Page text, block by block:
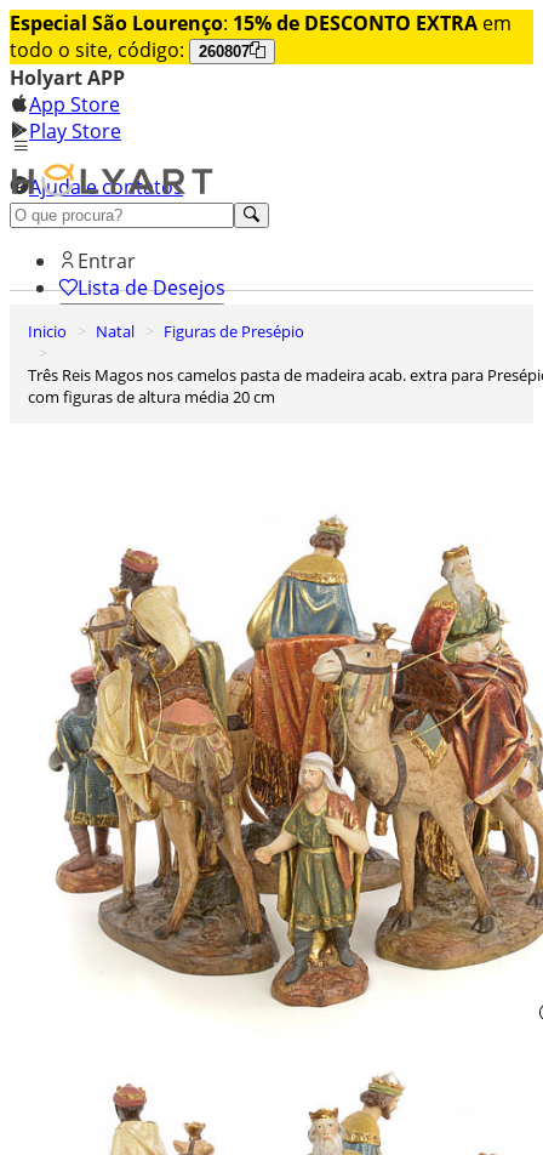
Especial São Lourenço: 15% de DESCONTO EXTRA em
todo o site, código:
260807
Holyart APP
App Store
Play Store
Ajuda e contatos
Conheça premium
Entrar
Lista de Desejos
Inicio Natal
Figuras de Presépio
Três Reis Magos nos camelos pasta de madeira acab. extra para Presépio
com figuras de altura média 20 cm